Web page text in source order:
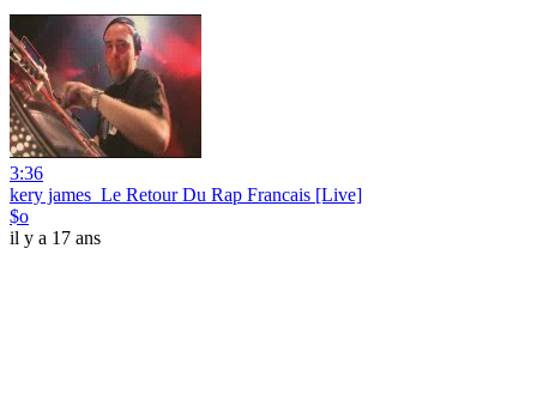
3:36
kery james_Le Retour Du Rap Francais [Live]
$o
il y a 17 ans